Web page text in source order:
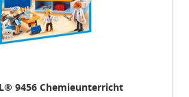
9456 Chemieunterricht